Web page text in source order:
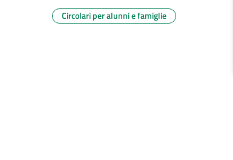
Circolari per alunni e famiglie